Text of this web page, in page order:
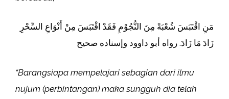
مَنِ اقْتَبَسَ شُعْبَةً مِنَ النُّجُوْمِ فَقَدْ اقْتَبَسَ مِنْ أَنْوَاعِ السِّحْرِ
زَادَ مَا زَادَ. رواه أبو داوود وإسناده صحيح
“Barangsiapa mempelajari sebagian dari ilmu
nujum (perbintangan) maka sungguh dia telah